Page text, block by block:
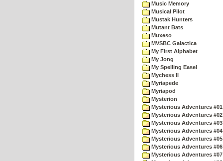
Music Memory
Musical Pilot
Mustak Hunters
Mutant Bats
Muxeso
MVSBC Galactica
My First Alphabet
My Jong
My Spelling Easel
Mychess II
Myriapede
Myriapod
Mysterion
Mysterious Adventures
Mysterious Adventures
Mysterious Adventures
Mysterious Adventures
Mysterious Adventures
Mysterious Adventures
Mysterious Adventures